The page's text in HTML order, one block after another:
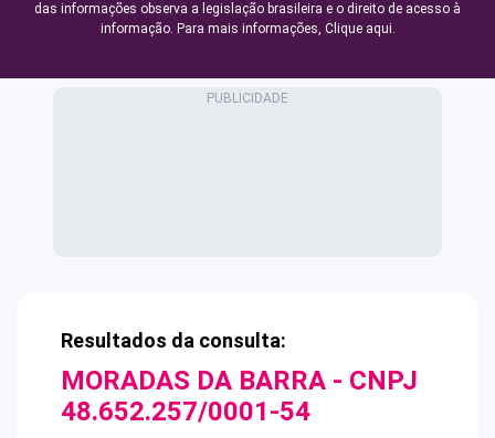
das informações observa a legislação brasileira e o direito de acesso à
informação. Para mais informações, Clique aqui.
Resultados da consulta:
MORADAS DA BARRA - CNPJ
48.652.257/0001-54